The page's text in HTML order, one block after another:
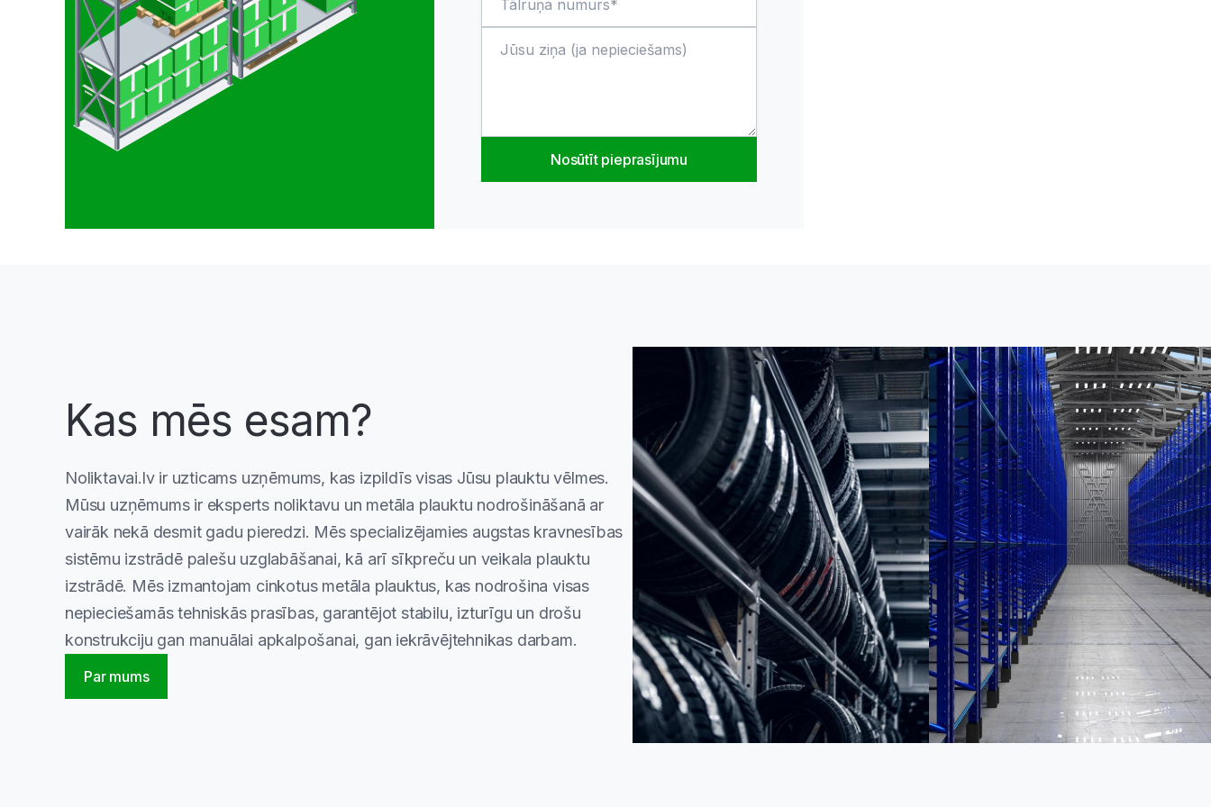
Nosūtīt pieprasījumu
Kas mēs esam?
Noliktavai.lv ir uzticams uzņēmums, kas izpildīs visas Jūsu plauktu vēlmes.
Mūsu uzņēmums ir eksperts noliktavu un metāla plauktu nodrošināšanā ar
vairāk nekā desmit gadu pieredzi. Mēs specializējamies augstas kravnesības
sistēmu izstrādē palešu uzglabāšanai, kā arī sīkpreču un veikala plauktu
izstrādē. Mēs izmantojam cinkotus metāla plauktus, kas nodrošina visas
nepieciešamās tehniskās prasības, garantējot stabilu, izturīgu un drošu
konstrukciju gan manuālai apkalpošanai, gan iekrāvējtehnikas darbam.
Par mums